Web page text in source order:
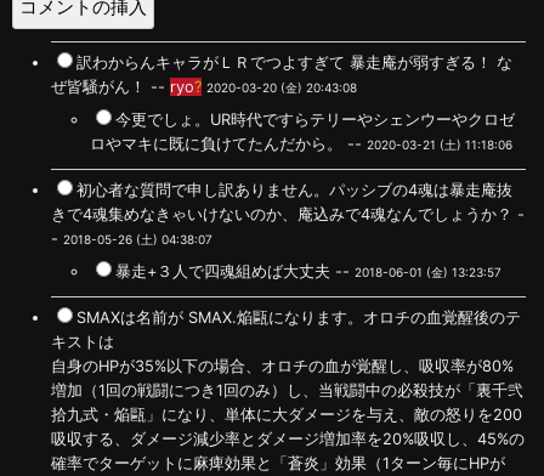
訳わからんキャラがＬＲでつよすぎて 暴走庵が弱すぎる！ な
ぜ皆騒がん！ -- ryo? 2020-03-20 (金) 20:43:08
今更でしょ。UR時代ですらテリーやシェンウーやクロゼ
ロやマキに既に負けてたんだから。 -- 2020-03-21 (土) 11:18:06
初心者な質問で申し訳ありません。パッシブの4魂は暴走庵抜
きで4魂集めなきゃいけないのか、庵込みで4魂なんでしょうか？ -
- 2018-05-26 (土) 04:38:07
暴走+３人で四魂組めば大丈夫 -- 2018-06-01 (金) 13:23:57
SMAXは名前が SMAX.焔甌になります。オロチの血覚醒後のテ
キストは
自身のHPが35%以下の場合、オロチの血が覚醒し、吸収率が80%
増加（1回の戦闘につき1回のみ）し、当戦闘中の必殺技が「裏千弐
拾九式・焔甌」になり、単体に大ダメージを与え、敵の怒りを200
吸収する、ダメージ減少率とダメージ増加率を20%吸収し、45%の
確率でターゲットに麻痺効果と「蒼炎」効果（1ターン毎にHPが